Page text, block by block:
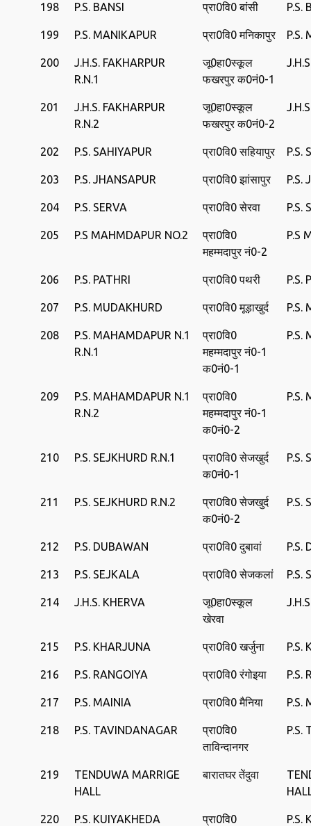
198 P.S. BANSI प्रा0वि0 बांसी P.S.
199 P.S. MANIKAPUR प्रा0वि0 मनिकापुर P.S.
200
J.H.S. FAKHARPUR
R.N.1
जू0हा0स्‍कूल
फखरपुर क0नं0-1
201
J.H.S. FAKHARPUR
R.N.2
जू0हा0स्‍कूल
फखरपुर क0नं0-2
202 P.S. SAHIYAPUR प्रा0वि0 सहियापुर P.S.
203 P.S. JHANSAPUR प्रा0वि0 झांसापुर P.S.
204 P.S. SERVA प्रा0वि0 सेरवा P.S.
205 P.S MAHMDAPUR NO.2
प्रा0वि0
महम्मदापुर नं0-2
P.S
206 P.S. PATHRI प्रा0वि0 पथरी P.S.
207 P.S. MUDAKHURD प्रा0वि0 मूड़ाखुर्द P.S.
208
P.S. MAHAMDAPUR N.1
R.N.1
प्रा0वि0
महम्मदापुर नं0-1
क0नं0-1
P.S.
209
P.S. MAHAMDAPUR N.1
R.N.2
प्रा0वि0
महम्मदापुर नं0-1
क0नं0-2
P.S.
210 P.S. SEJKHURD R.N.1
प्रा0वि0 सेजखुर्द
क0नं0-1
P.S.
211 P.S. SEJKHURD R.N.2
प्रा0वि0 सेजखुर्द
क0नं0-2
P.S.
212 P.S. DUBAWAN प्रा0वि0 दुबावां P.S.
213 P.S. SEJKALA प्रा0वि0 सेजकलां P.S.
214 J.H.S. KHERVA
जू0हा0स्‍कूल
खेरवा
215 P.S. KHARJUNA प्रा0वि0 खर्जुना P.S.
216 P.S. RANGOIYA प्रा0वि0 रंगोइया P.S.
217 P.S. MAINIA प्रा0वि0 मैनिया P.S.
218 P.S. TAVINDANAGAR
प्रा0वि0
ताविन्दानगर
P.S.
219
TENDUWA MARRIGE
HALL
बारातघर तेंदुवा
220 P.S. KUIYAKHEDA
प्रा0वि0
P.S.